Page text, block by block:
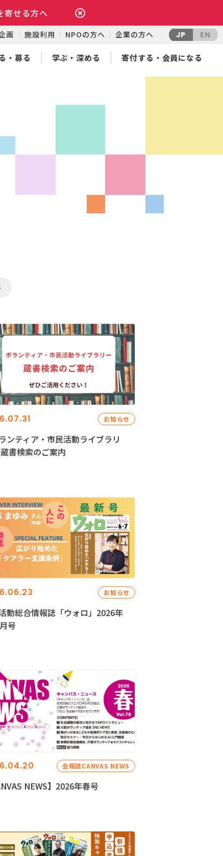
寄せる方へ
画 施設利用 NPOの方へ 企業の方へ JP EN
・募る 学ぶ・深める 寄付する・会員になる
お知らせ
ランティア・市民活動ライブラリ
書検索のご案内
お知らせ
動総合情報誌「ウォロ」2026年
号
会報誌CANVAS NEWS
NEWS】2026年春号